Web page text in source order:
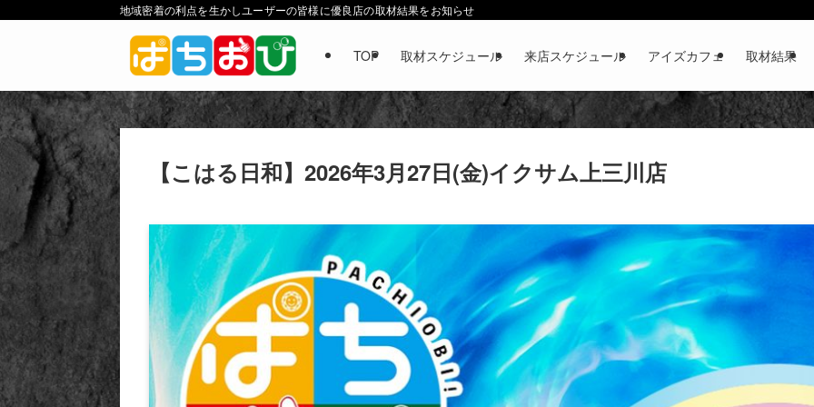
地域密着の利点を生かしユーザーの皆様に優良店の取材結果をお知らせ
TOP 取材スケジュール 来店スケジュール アイズカフェ 取材結果
ホーム 店舗（結果） イクサム上三川店
【こはる日和】2026年3月27日(金)イクサム上三川店